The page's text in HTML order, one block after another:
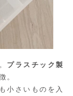
プラスチック製
。
小さいものを入